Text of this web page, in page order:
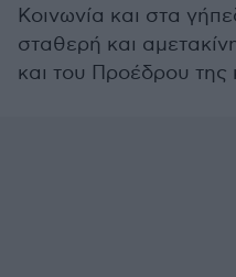
Κοινωνία και στα
σταθερή και
και του Προέδρου